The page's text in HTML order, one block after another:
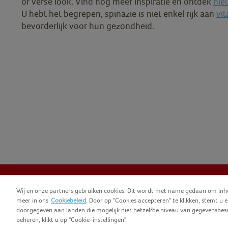
U hebt het begrepen, spinazie is niet enkel rijk aan
bevorderlijk voor hun gezondheid.
COPYRIGHT IGLO 2025
Wij en onze partners gebruiken cookies. Dit wordt met name gedaan om
meer in ons Cookiebeleid. Door op "Cookies accepteren" te klikken, stemt u
doorgegeven aan landen die mogelijk niet hetzelfde niveau van
beheren, klikt u op "Cookie-instellingen".